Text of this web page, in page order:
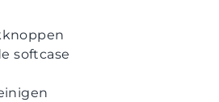
softcase